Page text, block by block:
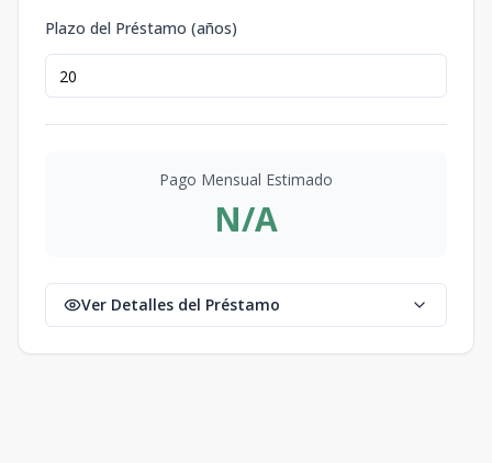
Plazo del Préstamo (años)
Pago Mensual Estimado
N/A
Ver Detalles del Préstamo